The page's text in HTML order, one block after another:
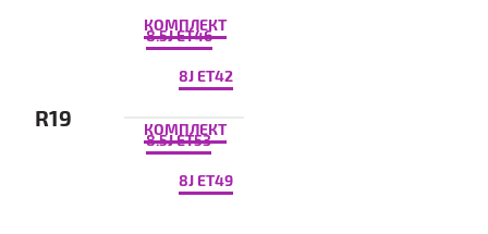
R19
КОМПЛЕКТ
8.5J ET46
8J ET42
КОМПЛЕКТ
8.5J ET53
8J ET49